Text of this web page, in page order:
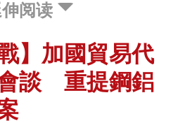
阅读
】加國貿易代
談 重提鋼鋁